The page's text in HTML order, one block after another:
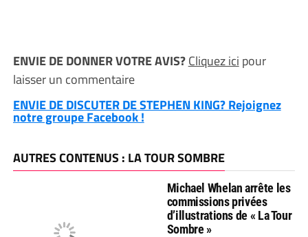
ENVIE DE DONNER VOTRE AVIS?Cliquez ici pour
laisser un commentaire
ENVIE DE DISCUTER DE STEPHEN KING? Rejoignez
notre groupe Facebook !
AUTRES CONTENUS : LA TOUR SOMBRE
Michael Whelan arrête les
commissions privées
d’illustrations de « La Tour
Sombre »